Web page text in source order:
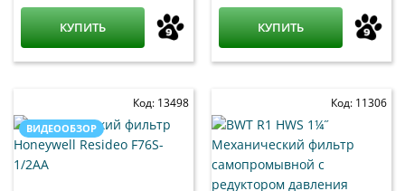
КУПИТЬ КУПИТЬ
Код: 13498
ВИДЕООБЗОР
Код: 11306